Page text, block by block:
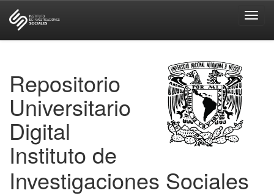
Repositorio
Universitario
Digital
Instituto de
Investigaciones Sociales